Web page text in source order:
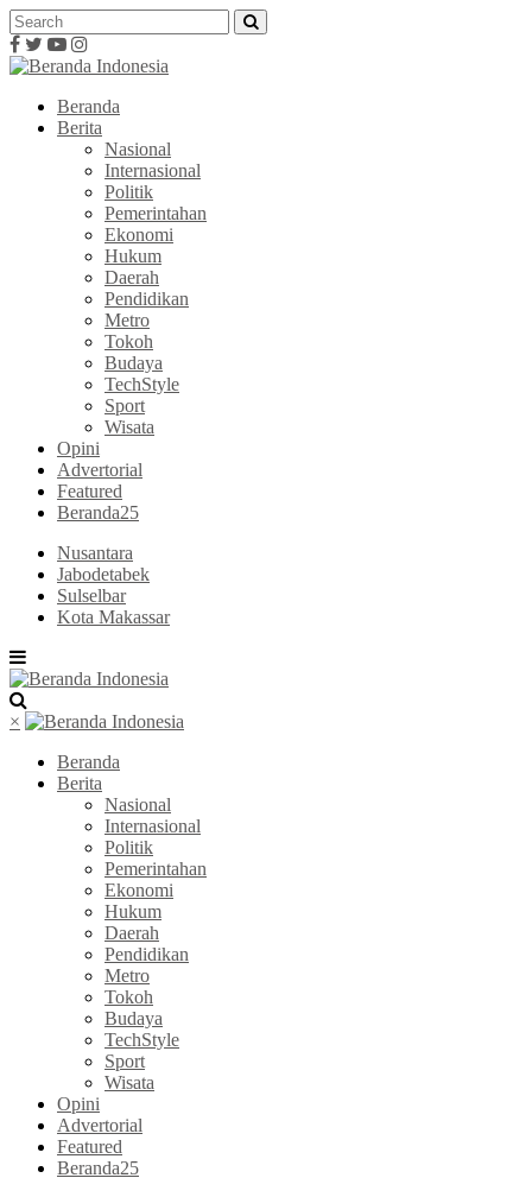
Beranda
Berita
Nasional
Internasional
Politik
Pemerintahan
Ekonomi
Hukum
Daerah
Pendidikan
Metro
Tokoh
Budaya
TechStyle
Sport
Wisata
Opini
Advertorial
Featured
Beranda25
Nusantara
Jabodetabek
Sulselbar
Kota Makassar
×
Beranda
Berita
Nasional
Internasional
Politik
Pemerintahan
Ekonomi
Hukum
Daerah
Pendidikan
Metro
Tokoh
Budaya
TechStyle
Sport
Wisata
Opini
Advertorial
Featured
Beranda25